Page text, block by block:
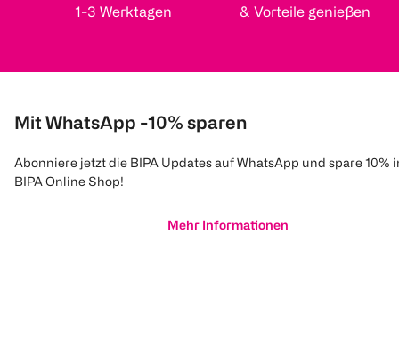
1-3 Werktagen
& Vorteile genießen
Mit WhatsApp -10% sparen
Abonniere jetzt die BIPA Updates auf WhatsApp und spare 10%
BIPA Online Shop!
Mehr Informationen